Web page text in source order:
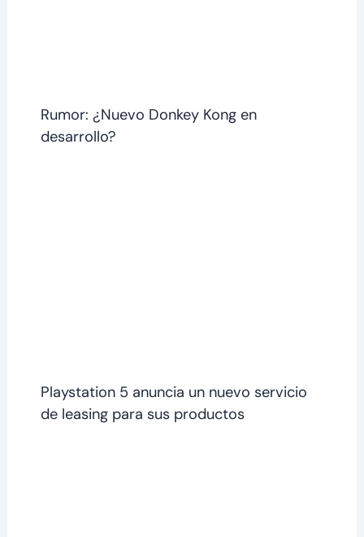
Rumor: ¿Nuevo Donkey Kong en
desarrollo?
Playstation 5 anuncia un nuevo servicio
de leasing para sus productos